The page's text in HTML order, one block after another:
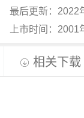
最后更新：2022
上市时间：2001
相关下载